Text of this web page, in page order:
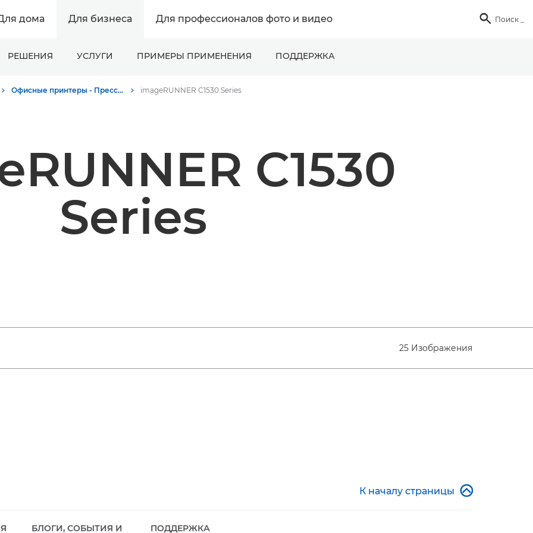
дома Для бизнеса Для профессионалов фото и видео  Поиск
РЕШЕНИЯ УСЛУГИ ПРИМЕРЫ ПРИМЕНЕНИЯ ПОДДЕРЖКА
Офисные принтеры - Пресс-центр Canon imageRUNNER C1530 Series
C1530
Series
25 Изображения
К началу страницы 
БЛОГИ, СОБЫТИЯ И ПОДДЕРЖКА